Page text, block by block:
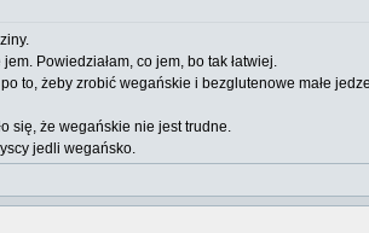
Powiedziałam, co jem, bo tak łatwiej.
to, żeby zrobić wegańskie i bezglutenowe małe
się, że wegańskie nie jest trudne.
jedli wegańsko.